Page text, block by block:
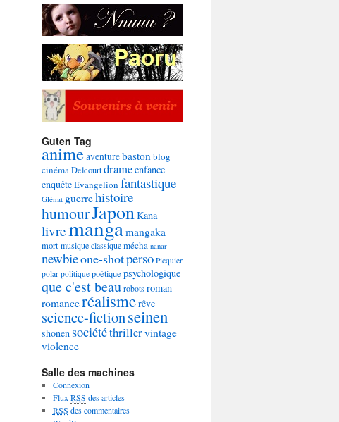
Guten Tag
animeaventurebaston blog
cinémaDelcourtdrameenfance
enquêteEvangelion fantastique
Glénat guerrehistoire
humourJapon Kana
livremangamangaka
mortmusique classiquemécha nanar
newbieone-shotperso Picquier
polar politique poétique psychologique
que c'est beaurobotsroman
romanceréalismerêve
science-fictionseinen
shonen sociététhrillervintage
violence
Salle des machines
Connexion
Flux RSS des articles
RSS des commentaires